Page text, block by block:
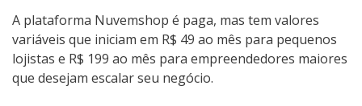
A plataforma Nuvemshop é paga, mas tem valores
variáveis que iniciam em R$ 49 ao mês para pequenos
lojistas e R$ 199 ao mês para empreendedores maiores
que desejam escalar seu negócio.